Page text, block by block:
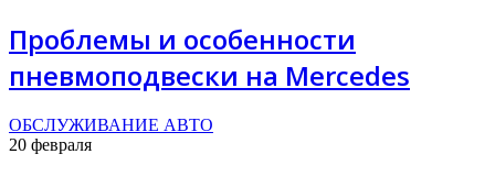
Проблемы и особенности
пневмоподвески на Mercedes
ОБСЛУЖИВАНИЕ АВТО
20 февраля